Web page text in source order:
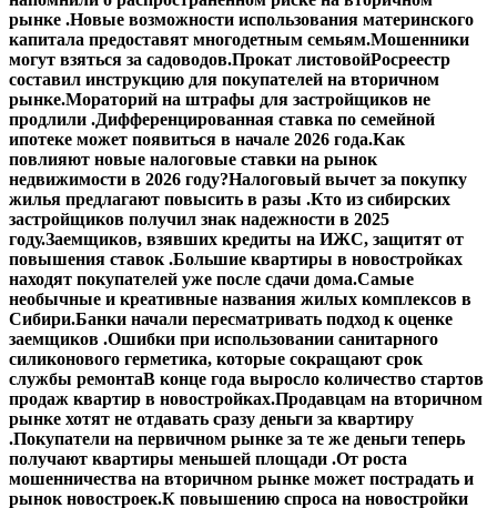
рынке .Новые возможности использования материнского
капитала предоставят многодетным семьям.Мошенники
могут взяться за садоводов.Прокат листовойРосреестр
составил инструкцию для покупателей на вторичном
рынке.Мораторий на штрафы для застройщиков не
продлили .Дифференцированная ставка по семейной
ипотеке может появиться в начале 2026 года.Как
повлияют новые налоговые ставки на рынок
недвижимости в 2026 году?Налоговый вычет за покупку
жилья предлагают повысить в разы .Кто из сибирских
застройщиков получил знак надежности в 2025
году.Заемщиков, взявших кредиты на ИЖС, защитят от
повышения ставок .Большие квартиры в новостройках
находят покупателей уже после сдачи дома.Самые
необычные и креативные названия жилых комплексов в
Сибири.Банки начали пересматривать подход к оценке
заемщиков .Ошибки при использовании санитарного
силиконового герметика, которые сокращают срок
службы ремонтаВ конце года выросло количество стартов
продаж квартир в новостройках.Продавцам на вторичном
рынке хотят не отдавать сразу деньги за квартиру
.Покупатели на первичном рынке за те же деньги теперь
получают квартиры меньшей площади .От роста
мошенничества на вторичном рынке может пострадать и
рынок новостроек.К повышению спроса на новостройки